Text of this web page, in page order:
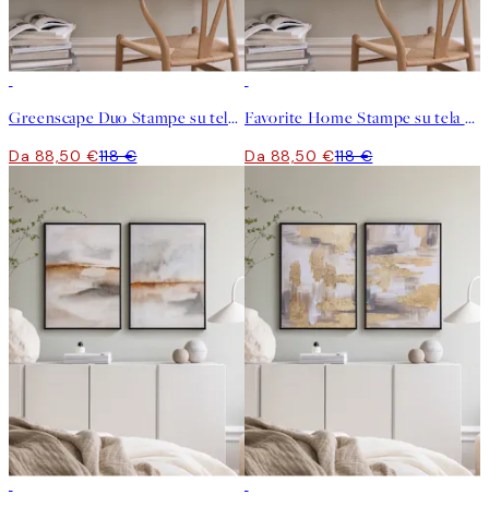
Greenscape Duo Stampe su tela Duo
Da 88,50 €118 €
Favorite Home Stampe su tela Duo
Da 88,50 €118 €